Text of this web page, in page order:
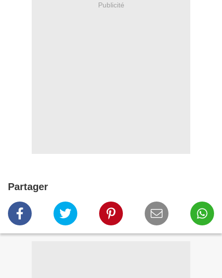
Publicité
Partager